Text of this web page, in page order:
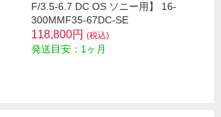
F/3.5-6.7 DC OS ソニー用】 16-
300MMF35-67DC-SE
118,800円 (税込)
発送目安：1ヶ月